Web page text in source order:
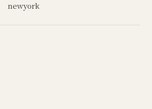
newyork